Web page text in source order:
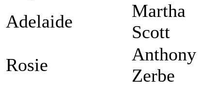
Adelaide
Martha
Scott
Rosie
Anthony
Zerbe